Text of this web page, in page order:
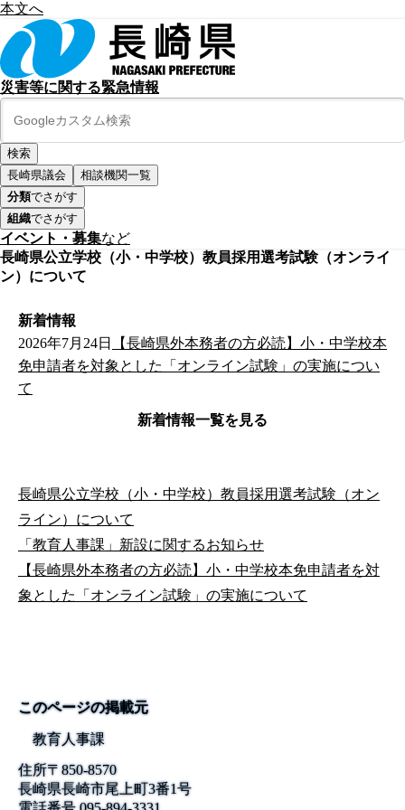
本文へ
災害等に関する緊急情報
長崎県議会
相談機関一覧
分類でさがす
組織でさがす
イベント・募集など
長崎県公立学校（小・中学校）教員採用選考試験（オンライ
ン）について
新着情報
2026年7月24日
【長崎県外本務者の方必読】小・中学校本
免申請者を対象とした「オンライン試験」の実施につい
て
新着情報一覧を見る
長崎県公立学校（小・中学校）教員採用選考試験（オン
ライン）について
「教育人事課」新設に関するお知らせ
【長崎県外本務者の方必読】小・中学校本免申請者を対
象とした「オンライン試験」の実施について
このページの掲載元
教育人事課
住所〒850-8570
長崎県長崎市尾上町3番1号